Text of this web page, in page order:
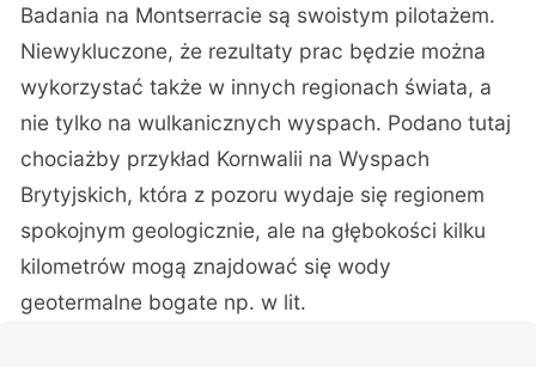
Badania na Montserracie są swoistym pilotażem.
Niewykluczone, że rezultaty prac będzie można
wykorzystać także w innych regionach świata, a
nie tylko na wulkanicznych wyspach. Podano tutaj
chociażby przykład Kornwalii na Wyspach
Brytyjskich, która z pozoru wydaje się regionem
spokojnym geologicznie, ale na głębokości kilku
kilometrów mogą znajdować się wody
geotermalne bogate np. w lit.